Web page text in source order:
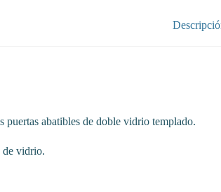
puertas abatibles de doble vidrio templado.
de vidrio.